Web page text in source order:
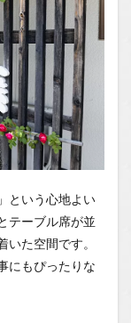
という心地よい
テーブル席が並
た空間です。
にもぴったりな